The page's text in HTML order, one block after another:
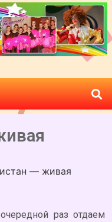
— живая
раз отдаем